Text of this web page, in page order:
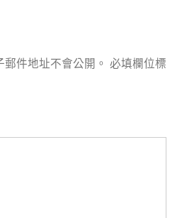
件地址不會公開。 必填欄位標